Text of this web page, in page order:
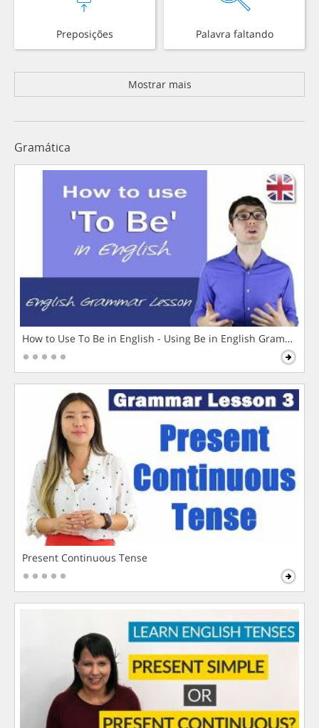
Preposições Palavra faltando
Mostrar mais
Gramática
How to Use To Be in English - Using Be in English Grammar
Present Continuous Tense